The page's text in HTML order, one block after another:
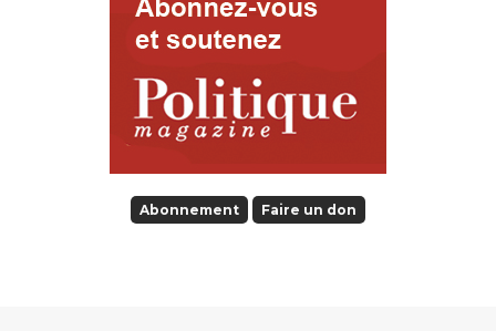
Abonnement Faire un don